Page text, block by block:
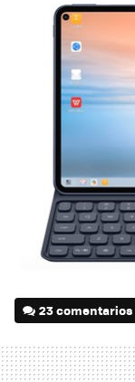
23 comentarios